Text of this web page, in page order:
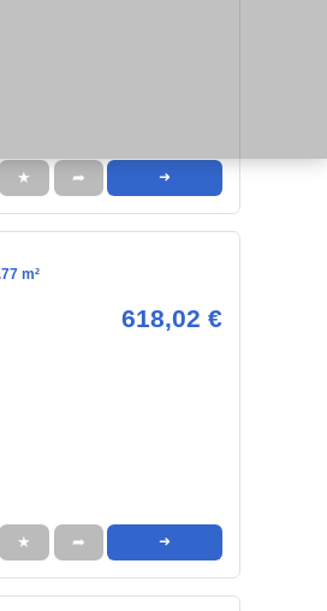
★ ➦ ➜
m²
618,02 €
★ ➦ ➜